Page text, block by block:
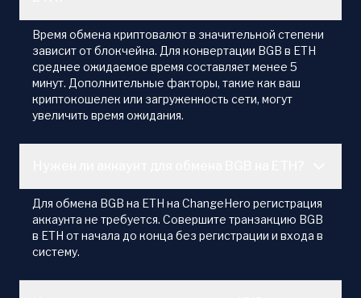
Время обмена криптовалют в значительной степени
зависит от блокчейна. Для конвертации BGB в ETH
среднее ожидаемое время составляет менее 5
минут. Дополнительные факторы, такие как ваш
криптокошелек или загруженность сети, могут
увеличить время ожидания.
Для обмена BGB на ETH на ChangeHero регистрация
аккаунта не требуется. Совершите транзакцию BGB
в ETH от начала до конца без регистрации и входа в
систему.